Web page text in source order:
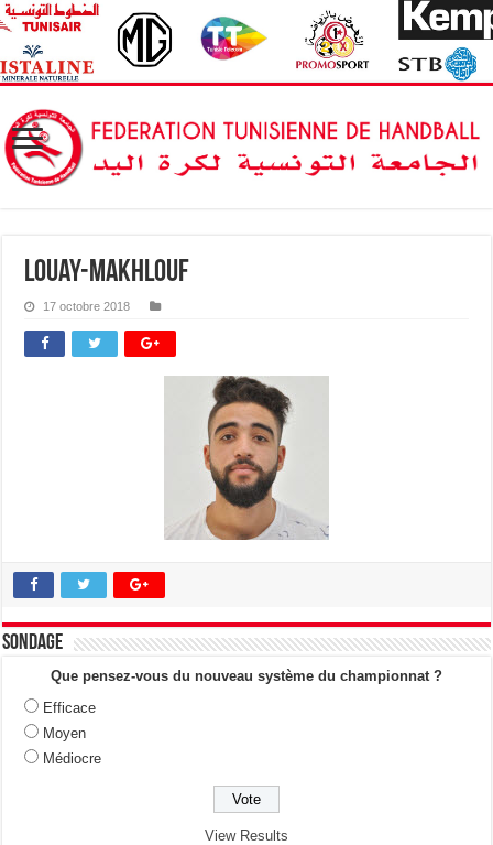
Louay-Makhlouf
17 octobre 2018
Sondage
Que pensez-vous du nouveau système du championnat ?
Efficace
Moyen
Médiocre
View Results